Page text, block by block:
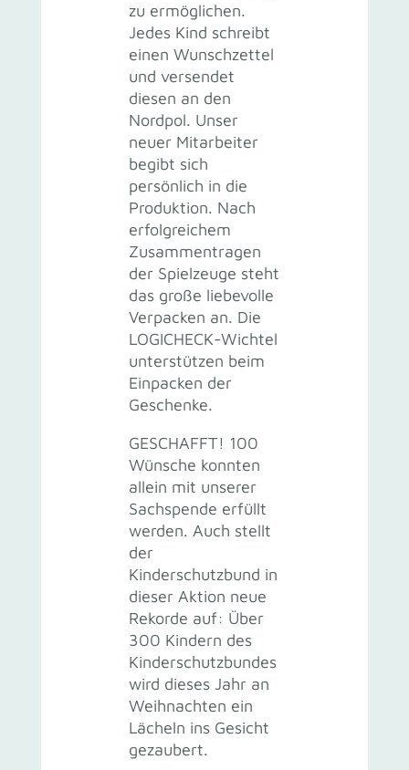
zu ermöglichen.
Jedes Kind schreibt
einen Wunschzettel
und versendet
diesen an den
Nordpol. Unser
neuer Mitarbeiter
begibt sich
persönlich in die
Produktion. Nach
erfolgreichem
Zusammentragen
der Spielzeuge steht
das große liebevolle
Verpacken an. Die
LOGICHECK-Wichtel
unterstützen beim
Einpacken der
Geschenke.
GESCHAFFT! 100
Wünsche konnten
allein mit unserer
Sachspende erfüllt
werden. Auch stellt
der
Kinderschutzbund in
dieser Aktion neue
Rekorde auf: Über
300 Kindern des
Kinderschutzbundes
wird dieses Jahr an
Weihnachten ein
Lächeln ins Gesicht
gezaubert.